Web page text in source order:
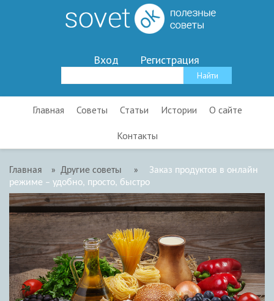
Вход Регистрация
Главная Советы Статьи Истории О сайте
Контакты
Главная » Другие советы »
Заказ продуктов в онлайн
режиме – удобно, просто, быстро